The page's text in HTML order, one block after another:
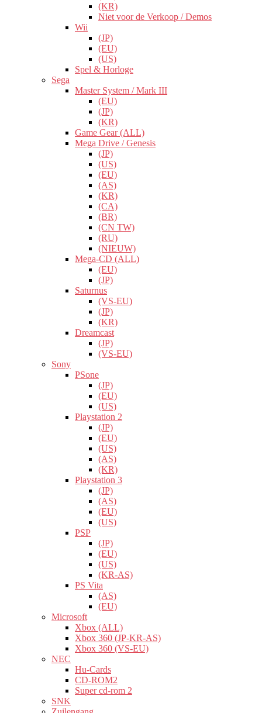
(KR)
Niet voor de Verkoop / Demos
Wii
(JP)
(EU)
(US)
Spel & Horloge
Sega
Master System / Mark III
(EU)
(JP)
(KR)
Game Gear (ALL)
Mega Drive / Genesis
(JP)
(US)
(EU)
(AS)
(KR)
(CA)
(BR)
(CN TW)
(RU)
(NIEUW)
Mega-CD (ALL)
(EU)
(JP)
Saturnus
(VS-EU)
(JP)
(KR)
Dreamcast
(JP)
(VS-EU)
Sony
PSone
(JP)
(EU)
(US)
Playstation 2
(JP)
(EU)
(US)
(AS)
(KR)
Playstation 3
(JP)
(AS)
(EU)
(US)
PSP
(JP)
(EU)
(US)
(KR-AS)
PS Vita
(AS)
(EU)
Microsoft
Xbox (ALL)
Xbox 360 (JP-KR-AS)
Xbox 360 (VS-EU)
NEC
Hu-Cards
CD-ROM2
Super cd-rom 2
SNK